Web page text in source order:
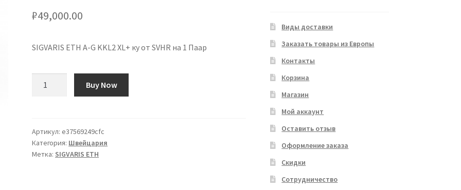
₽49,000.00
SIGVARIS ETH A-G KKL2 XL+ ку от SVHR на 1 Паар
A-
G
KKL2
Buy Now
Артикул:e37569249cfc
Категория: Швейцария
Метка: SIGVARIS ETH
Виды доставки
Заказать товары из Европы
Контакты
Корзина
Магазин
Мой аккаунт
Оставить отзыв
Оформление заказа
Скидки
Сотрудничество